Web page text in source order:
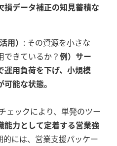
損データ補正の知見蓄積な
用） : その資源を小さな
できているか？例）サー
運用負荷を下げ、小規模
能な状態。
ェックにより、単発のツー
能力として定着する営業強
的には、営業支援パッケー